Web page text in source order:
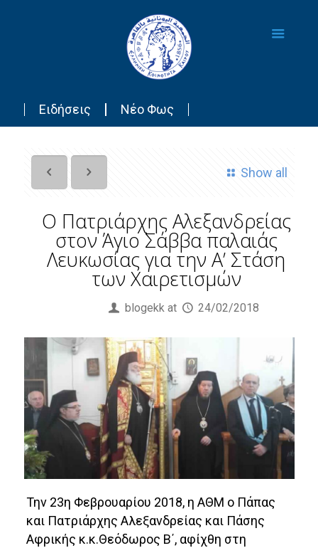
Ειδήσεις Νέο Φως
Show all
Ο Πατριάρχης Αλεξανδρείας
στον Άγιο Σάββα παλαιάς
Λευκωσίας για την Α’ Στάση
των Χαιρετισμών
blogekk at 24/02/2018
Την 23η Φεβρουαρίου 2018, η ΑΘΜ ο Πάπας
και Πατριάρχης Αλεξανδρείας και Πάσης
Αφρικής κ.κ.Θεόδωρος Β΄, αφίχθη στη